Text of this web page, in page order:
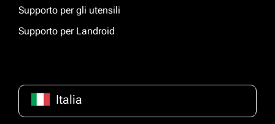
Supporto per gli utensili
Supporto per Landroid
Italia